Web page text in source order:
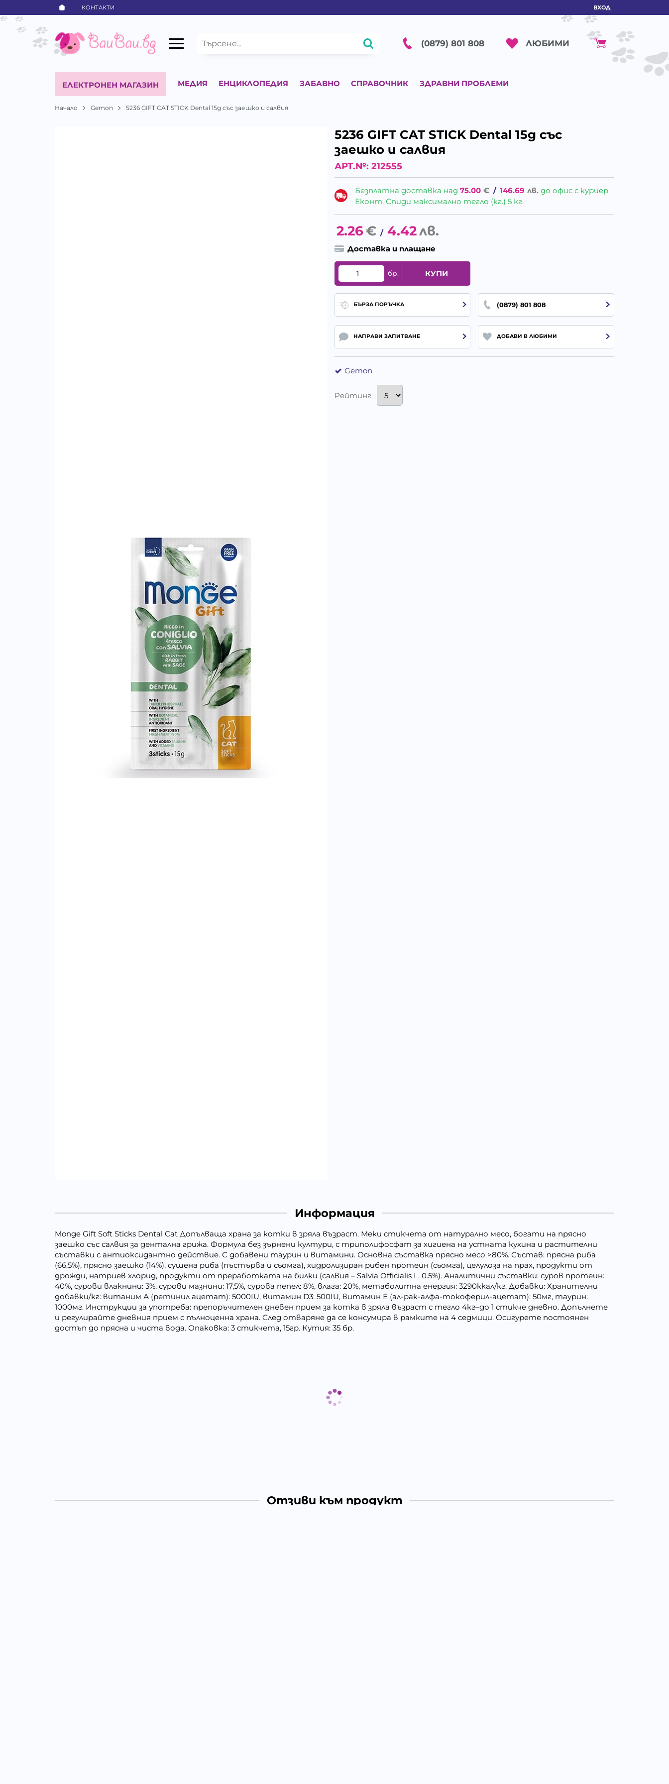
КОНТАКТИ ВХОД
(0879) 801 808 ЛЮБИМИ
ЕЛЕКТРОНЕН МАГАЗИН МЕДИЯ ЕНЦИКЛОПЕДИЯ ЗАБАВНО СПРАВОЧНИК ЗДРАВНИ ПРОБЛЕМИ
Начало Gemon 5236 GIFT CAT STICK Dental 15g със заешко и салвия
5236 GIFT CAT STICK Dental 15g със
заешко и салвия
АРТ.№: 212555
Безплатна доставка над75.00 € / 146.69 лв. до офис с куриер
Еконт, Спиди максимално тегло (кг.) 5 кг.
2.26€ / 4.42лв.
Доставка и плащане
бр. КУПИ
БЪРЗА ПОРЪЧКА (0879) 801 808
НАПРАВИ ЗАПИТВАНЕ ДОБАВИ В ЛЮБИМИ
Gemon
Рейтинг:
Информация
Monge Gift Soft Sticks Dental Cat Допълваща храна за котки в зряла възраст. Меки стикчета от натурално месо, богати на прясно
заешко със салвия за дентална грижа. Формула без зърнени култури, с триполифосфат за хигиена на устната кухина и растителни
съставки с антиоксидантно действие. С добавени таурин и витамини. Основна съставка прясно месо >80%. Състав: прясна риба
(66,5%), прясно заешко (14%), сушена риба (пъстърва и сьомга), хидролизиран рибен протеин (сьомга), целулоза на прах, продукти от
дрожди, натриев хлорид, продукти от преработката на билки (салвия – Salvia Officialis L. 0.5%). Аналитични съставки: суров протеин:
40%, сурови влакнини: 3%, сурови мазнини: 17,5%, сурова пепел: 8%, влага: 20%, метаболитна енергия: 3290ккал/кг. Добавки: Хранителни
добавки/кг: витаним А (ретинил ацетат): 5000IU, витамин D3: 500IU, витамин Е (ал-рак-алфа-токоферил-ацетат): 50мг, таурин:
1000мг. Инструкции за употреба: препоръчителен дневен прием за котка в зряла възраст с тегло 4кг–до 1 стикче дневно. Допълнете
и регулирайте дневния прием с пълноценна храна. След отваряне да се консумира в рамките на 4 седмици. Осигурете постоянен
достъп до прясна и чиста вода. Опаковка: 3 стикчета, 15гр. Кутия: 35 бр.
Отзиви към продукт